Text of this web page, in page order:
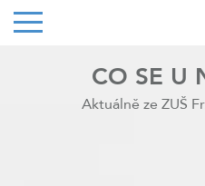
CO SE U
Aktuálně ze ZUŠ